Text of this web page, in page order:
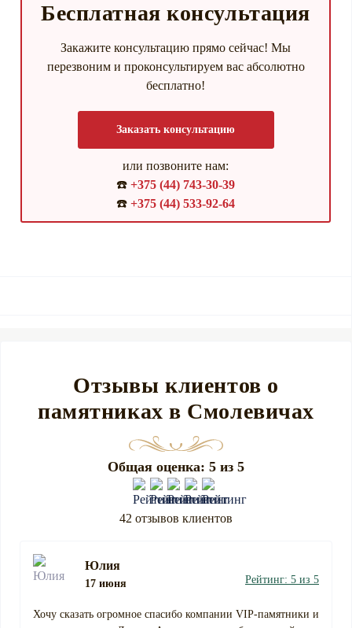
Бесплатная консультация
Закажите консультацию прямо сейчас! Мы
перезвоним и проконсультируем вас абсолютно
бесплатно!
Заказать консультацию
или позвоните нам:
☎️ +375 (44) 743-30-39
☎️ +375 (44) 533-92-64
Отзывы клиентов о
памятниках в Смолевичах
Общая оценка: 5 из 5
42 отзывов клиентов
Юлия
17 июня Рейтинг: 5 из 5
Хочу сказать огромное спасибо компании VIP-памятники и